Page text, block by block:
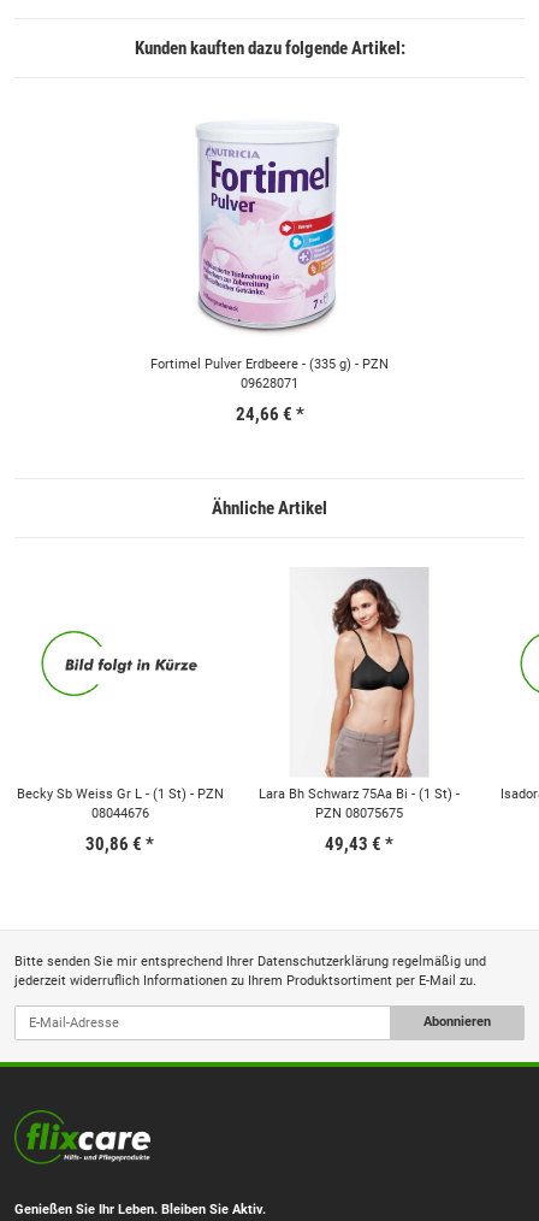
Kunden kauften dazu folgende Artikel:
Fortimel Pulver Erdbeere - (335 g) - PZN
09628071
24,66 € *
Ähnliche Artikel
Becky Sb Weiss Gr L - (1 St) - PZN
08044676
30,86 € *
Lara Bh Schwarz 75Aa Bi - (1 St) -
PZN 08075675
49,43 € *
Bitte senden Sie mir entsprechend Ihrer Datenschutzerklärung regelmäßig und
jederzeit widerruflich Informationen zu Ihrem Produktsortiment per E-Mail zu.
Abonnieren
Genießen Sie Ihr Leben. Bleiben Sie Aktiv.